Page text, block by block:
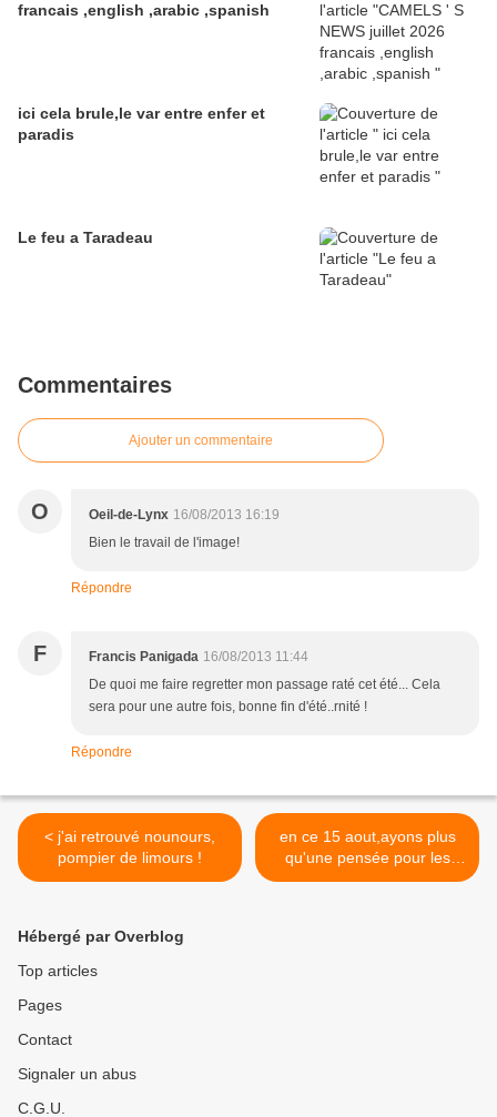
francais ,english ,arabic ,spanish
ici cela brule,le var entre enfer et
paradis
Le feu a Taradeau
Commentaires
Ajouter un commentaire
O Oeil-de-Lynx 16/08/2013 16:19
Bien le travail de l'image!
Répondre
F Francis Panigada 16/08/2013 11:44
De quoi me faire regretter mon passage raté cet été... Cela
sera pour une autre fois, bonne fin d'été..rnité !
Répondre
< j'ai retrouvé nounours,
pompier de limours !
en ce 15 aout,ayons plus
qu'une pensée pour les
coptes d'Egypte >
Hébergé par Overblog
Top articles
Pages
Contact
Signaler un abus
C.G.U.